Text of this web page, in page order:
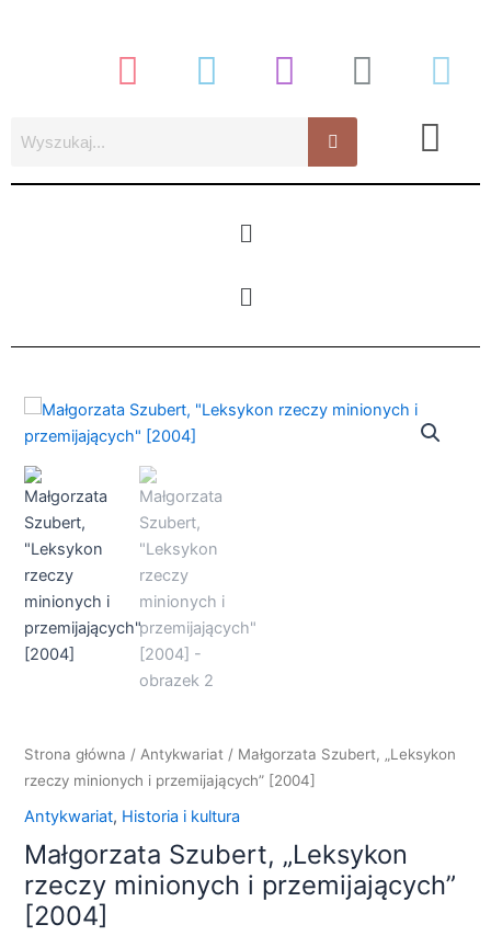
Menu
Menu
Strona główna /Antykwariat / Małgorzata Szubert, „Leksykon
rzeczy minionych i przemijających” [2004]
Antykwariat, Historia i kultura
Małgorzata Szubert, „Leksykon
rzeczy minionych i przemijających”
[2004]
ilość
Małgorzata
Szubert,
"Leksykon
rzeczy
minionych
przemijających"
[2004]